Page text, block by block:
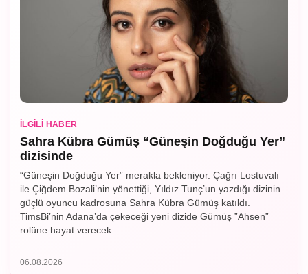
İLGILI HABER
Sahra Kübra Gümüş “Güneşin Doğduğu Yer”
dizisinde
“Güneşin Doğduğu Yer” merakla bekleniyor. Çağrı Lostuvalı
ile Çiğdem Bozali’nin yönettiği, Yıldız Tunç’un yazdığı dizinin
güçlü oyuncu kadrosuna Sahra Kübra Gümüş katıldı.
TimsBi’nin Adana’da çekeceği yeni dizide Gümüş ”Ahsen”
rolüne hayat verecek.
06.08.2026